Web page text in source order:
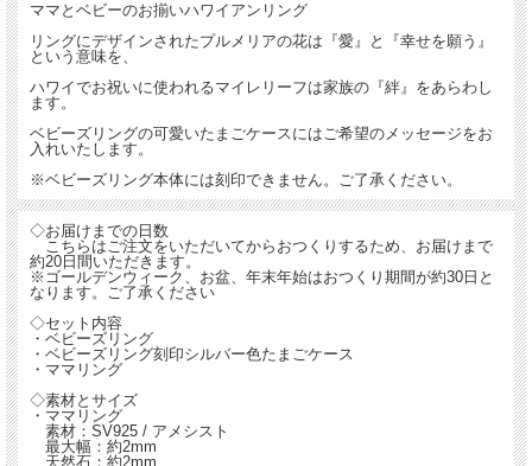
ママとベビーのお揃いハワイアンリング
リングにデザインされたプルメリアの花は『愛』と『幸せを願う』
という意味を、
ハワイでお祝いに使われるマイレリーフは家族の『絆』をあらわし
ます。
ベビーズリングの可愛いたまごケースにはご希望のメッセージをお
入れいたします。
※ベビーズリング本体には刻印できません。ご了承ください。
◇お届けまでの日数
こちらはご注文をいただいてからおつくりするため、お届けまで
約20日間いただきます。
※ゴールデンウィーク、お盆、年末年始はおつくり期間が約30日と
なります。ご了承ください
◇セット内容
・ベビーズリング
・ベビーズリング刻印シルバー色たまごケース
・ママリング
◇素材とサイズ
・ママリング
素材：SV925 / アメシスト
最大幅：約2mm
天然石：約2mm